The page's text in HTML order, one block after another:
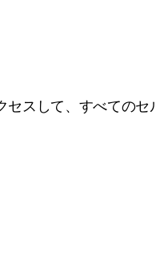
スして、すべての